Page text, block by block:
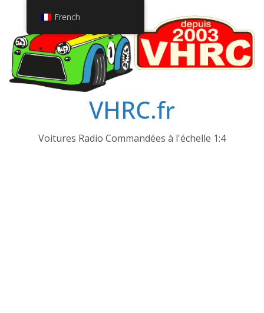
contenu
VHRC.fr
Voitures Radio Commandées à l'échelle 1:4
French